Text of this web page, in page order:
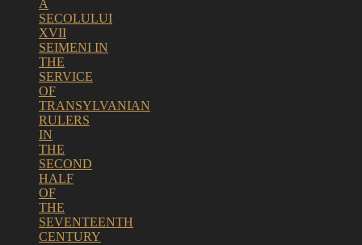
A
SECOLULUI
XVII
SEIMENI IN
THE
SERVICE
OF
TRANSYLVANIAN
RULERS
IN
THE
SECOND
HALF
OF
THE
SEVENTEENTH
CENTURY